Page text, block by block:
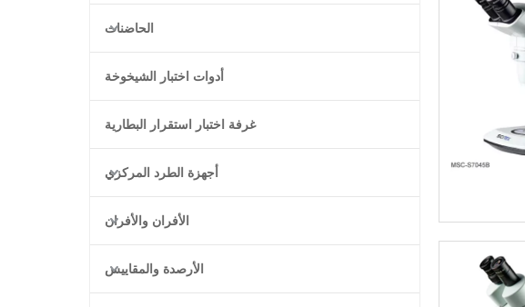
الحاضنات
أدوات اختبار الشيخوخة
غرفة اختبار استقرار البطارية
أجهزة الطرد المركزي
الأفران والأفران
الأرصدة والمقاييس